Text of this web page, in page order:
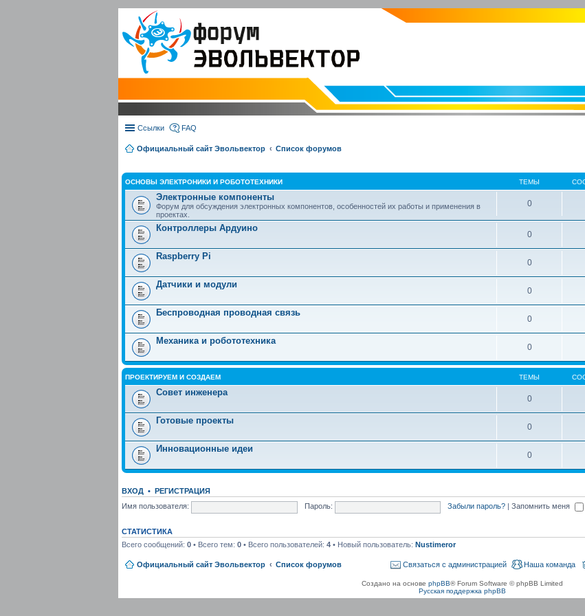
Ссылки FAQ
Официальный сайт Эвольвектор Список форумов
ОСНОВЫ ЭЛЕКТРОНИКИ И РОБОТОТЕХНИКИ ТЕМЫ
Электронные компоненты
Форум для обсуждения электронных компонентов, особенностей их работы и применения в
проектах.
0
Контроллеры Ардуино
0
Raspberry Pi
0
Датчики и модули
0
Беспроводная проводная связь
0
Механика и робототехника
0
ПРОЕКТИРУЕМ И СОЗДАЕМ ТЕМЫ
Совет инженера
0
Готовые проекты
0
Инновационные идеи
0
ВХОД • РЕГИСТРАЦИЯ
Имя пользователя:
Пароль: Забыли пароль? Запомнить меня
СТАТИСТИКА
Всего сообщений: 0 • Всего тем: 0 • Всего пользователей: 4 • Новый пользователь: Nustimeror
Официальный сайт Эвольвектор Список форумов Наша команда
Связаться с администрацией
Создано на основе phpBB® Forum Software © phpBB Limited
Русская поддержка phpBB